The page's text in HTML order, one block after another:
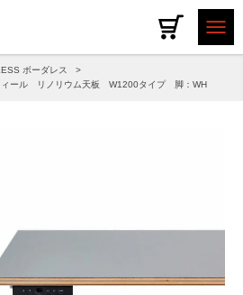
ボーダレス
ィール リノリウム天板 W1200タイプ 脚：WH